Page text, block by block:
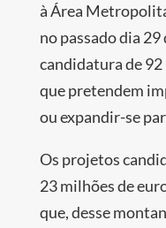
à Área
no passado dia
candidatura de
que pretendem
ou expandir-se
Os projetos
23 milhões de
que, desse